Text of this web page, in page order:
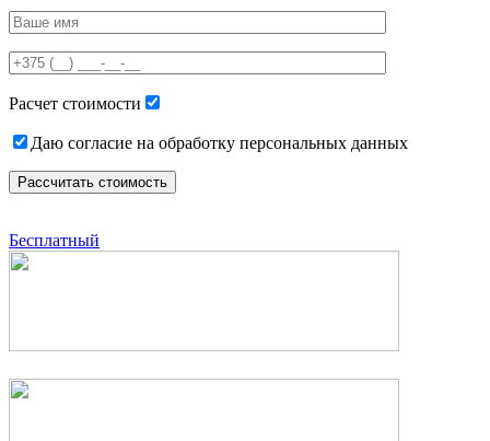
leave
field
empty.
Расчет стоимости
Даю согласие на обработку персональных данных
Бесплатный